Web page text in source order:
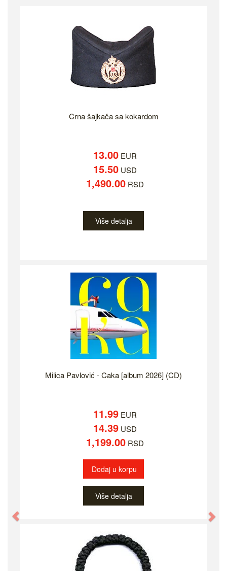
Crna šajkača sa kokardom
13.00EUR
15.50USD
1,490.00RSD
Više detalja
Milica Pavlović - Caka [album 2026] (CD)
11.99EUR
14.39USD
1,199.00RSD
Dodaj u korpu
Više detalja